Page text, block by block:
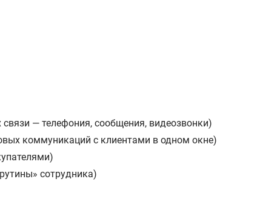
— телефония, сообщения, видеозвонки)
коммуникаций с клиентами в одном окне)
сотрудника)